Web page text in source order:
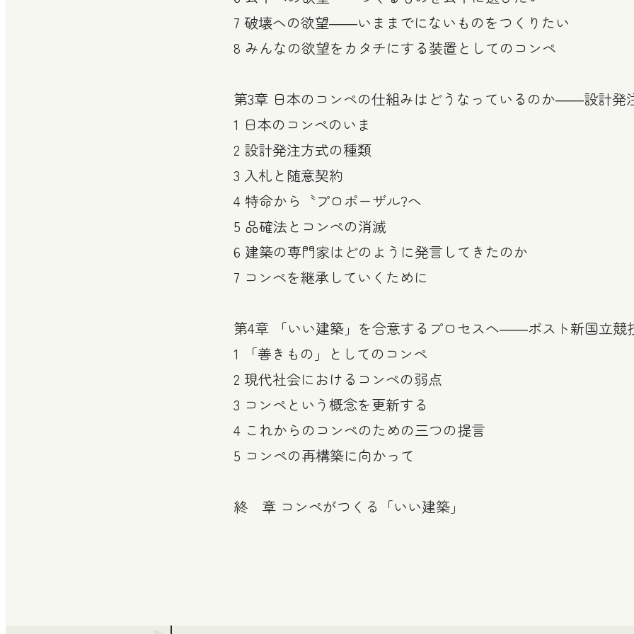
7 破壊への欲望――いままでにないものをつくりたい
8 みんなの欲望をカタチにする装置としてのコンペ
第3章 日本のコンペの仕組みはどうなっているのか――設計発
1 日本のコンペのいま
2 設計発注方式の種類
3 入札と随意契約
4 特命から〝プロポーザル?へ
5 品確法とコンペの消滅
6 建築の専門家はどのように発言してきたのか
7 コンペを継承していくために
第4章 「いい建築」を合意するプロセスへ――ポスト新国立競
1 「善きもの」としてのコンペ
2 現代社会におけるコンペの弱点
3 コンペという概念を更新する
4 これからのコンペのための三つの提言
5 コンペの再構築に向かって
終 章 コンペがつくる「いい建築」